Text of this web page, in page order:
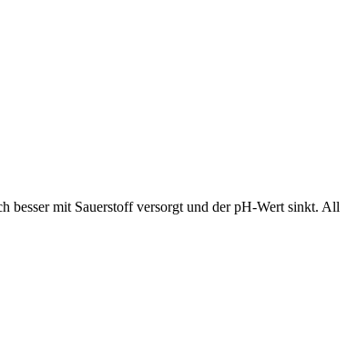
besser mit Sauerstoff versorgt und der pH-Wert sinkt. All